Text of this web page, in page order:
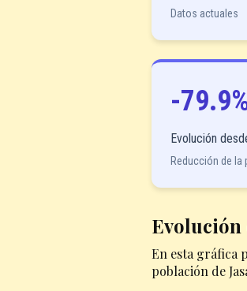
Datos actuales
-
Evolución
Reducción de la
Evolución
En esta gráfica
población de